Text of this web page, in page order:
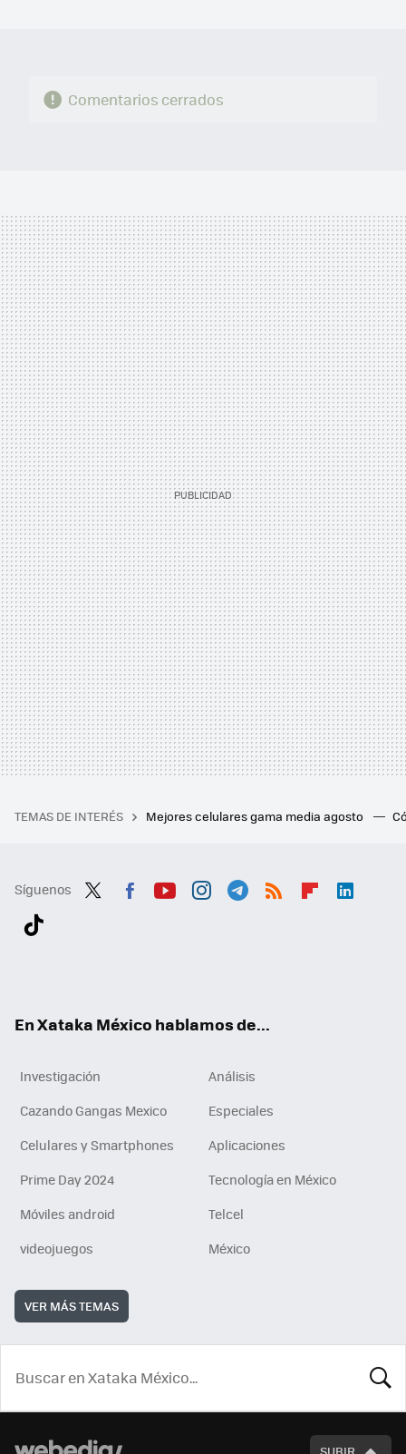
Comentarios cerrados
TEMAS DE INTERÉS Mejores celulares gama media agosto
Síguenos
En Xataka México hablamos de...
Investigación
Análisis
Cazando Gangas Mexico
Especiales
Celulares y Smartphones
Aplicaciones
Prime Day 2024
Tecnología en México
Móviles android
Telcel
videojuegos
México
VER MÁS TEMAS